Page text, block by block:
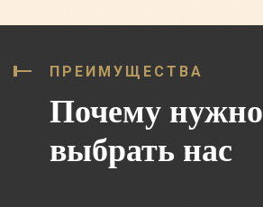
ПРЕИМУЩЕСТВА
Почему нужно
выбрать нас